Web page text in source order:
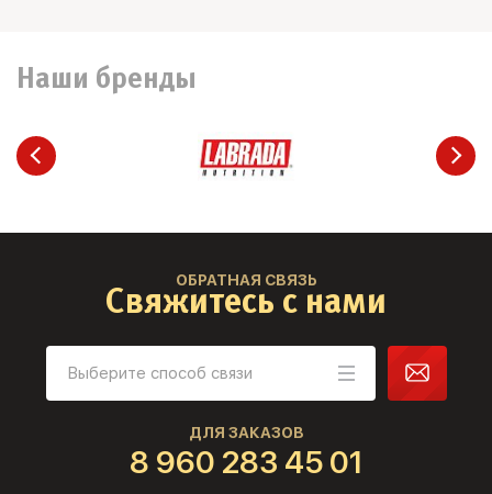
Наши бренды
ОБРАТНАЯ СВЯЗЬ
Свяжитесь с нами
ДЛЯ ЗАКАЗОВ
8 960 283 45 01